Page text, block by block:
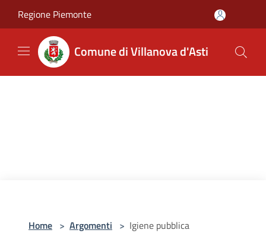
Regione Piemonte
Comune di Villanova d'Asti
Home > Argomenti > Igiene pubblica